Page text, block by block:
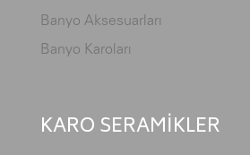
Banyo Aksesuarları
Banyo Karoları
KARO SERAMİKLER